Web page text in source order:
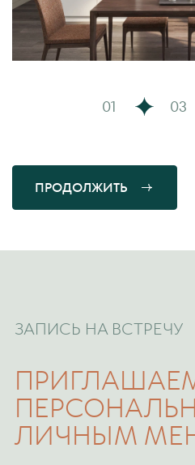
01 03
ПРОДОЛЖИТЬ
ЗАПИСЬ НА ВСТРЕЧУ
ЛИЧНЫМ